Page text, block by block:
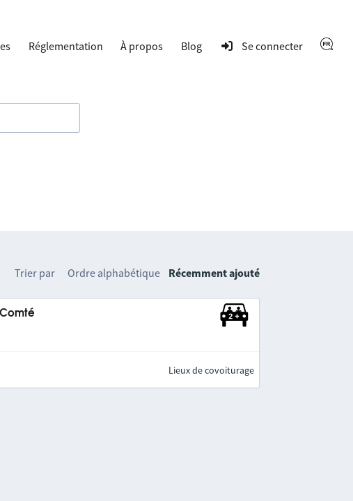
Réglementation À propos Blog Se connecter
Trier par Ordre alphabétique Récemment ajouté
Lieux de covoiturage